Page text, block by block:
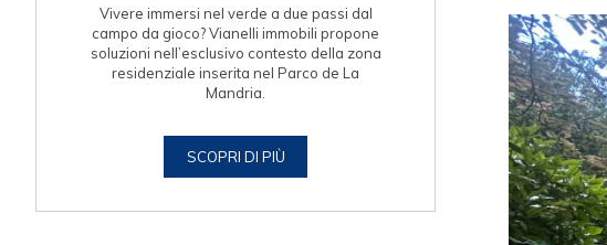
Vivere immersi nel verde a due passi dal
campo da gioco? Vianelli immobili propone
soluzioni nell’esclusivo contesto della zona
residenziale inserita nel Parco de La
Mandria.
SCOPRI DI PIÙ